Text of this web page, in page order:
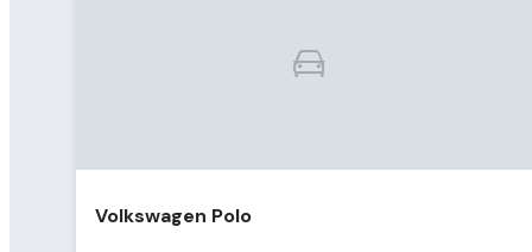
Volkswagen Polo